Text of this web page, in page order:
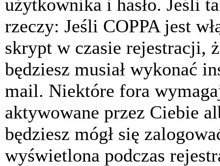
użytkownika i hasło. Jeśli
rzeczy: Jeśli COPPA jest
skrypt w czasie rejestracji,
będziesz musiał wykonać
mail. Niektóre fora
aktywowane przez Ciebie
będziesz mógł się
wyświetlona podczas